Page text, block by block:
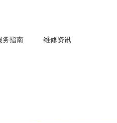
务指南 维修资讯